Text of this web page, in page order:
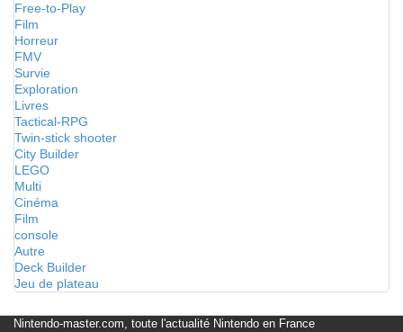
Free-to-Play
Film
Horreur
FMV
Survie
Exploration
Livres
Tactical-RPG
Twin-stick shooter
City Builder
LEGO
Multi
Cinéma
Film
console
Autre
Deck Builder
Jeu de plateau
Nintendo-master.com, toute l'actualité Nintendo en France